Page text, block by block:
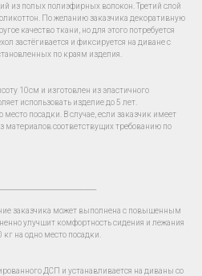
из полых полиэфирных волокон. Третий слой
По желанию заказчика декоративную
качество ткани, но для этого потребуется
застёгивается и фиксируется на диване с
по краям изделия.
10см и изготовлен из эластичного
использовать изделие до 5 лет.
посадки. В случае, если заказчик имеет
материалов соответствущих требованию по
заказчика может выполнена с повышенным
улучшит комфортность сидения и лежания
на одно место посадки.
ДСП и устанавливается на диваны со